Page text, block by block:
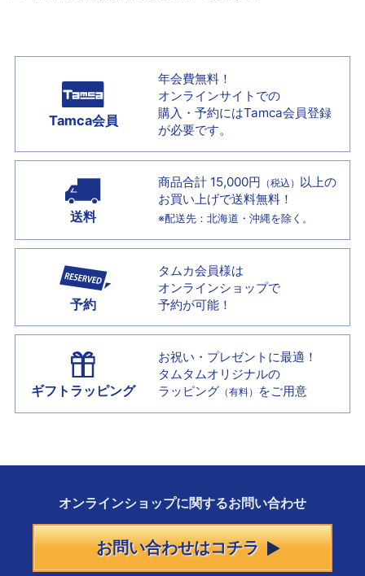
Tamca会員
年会費無料！
オンラインサイトでの
購入・予約にはTamca会員登録
が必要です。
送料
商品合計 15,000円 （税込） 以上の
お買い上げで送料無料！
※配送先：北海道・沖縄を除く。
予約
タムカ会員様は
オンラインショップで
予約が可能！
ギフトラッピング
お祝い・プレゼントに最適！
タムタムオリジナルの
ラッピング （有料） をご用意
オンラインショップに関するお問い合わせ
お問い合わせはコチラ